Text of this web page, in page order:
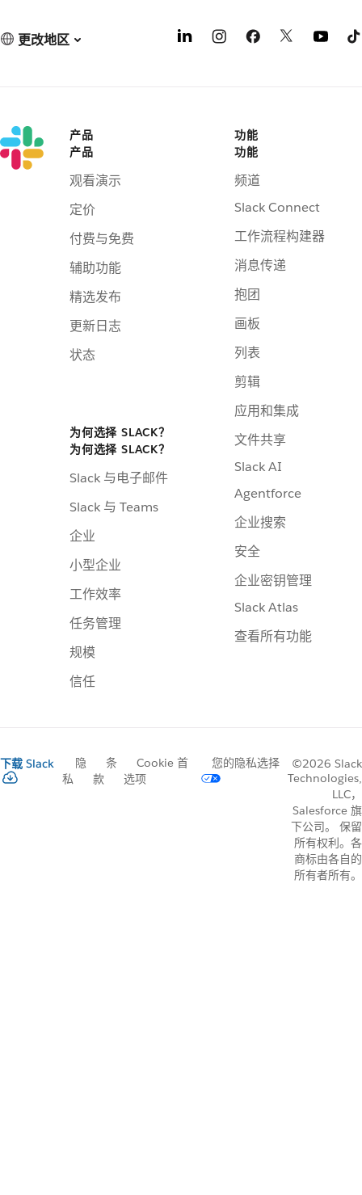
更改地区
产品
产品
观看演示
定价
付费与免费
辅助功能
精选发布
更新日志
状态
为何选择 SLACK？
为何选择 SLACK？
Slack 与电子邮件
Slack 与 Teams
企业
小型企业
工作效率
任务管理
规模
信任
功能
功能
频道
Slack Connect
工作流程构建器
消息传递
抱团
画板
列表
剪辑
应用和集成
文件共享
Slack AI
Agentforce
企业搜索
安全
企业密钥管理
Slack Atlas
查看所有功能
下载 Slack
隐
私
条
款
Cookie 首
选项
您的隐私选择
©2026 Slack
Technologies,
LLC，
Salesforce 旗
下公司。 保留
所有权利。各
商标由各自的
所有者所有。